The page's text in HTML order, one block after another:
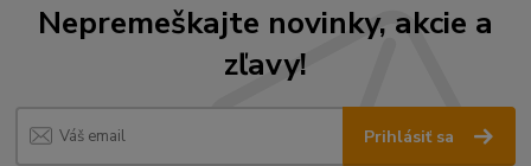
Nepremeškajte novinky, akcie a
zľavy!
Prihlásiť sa